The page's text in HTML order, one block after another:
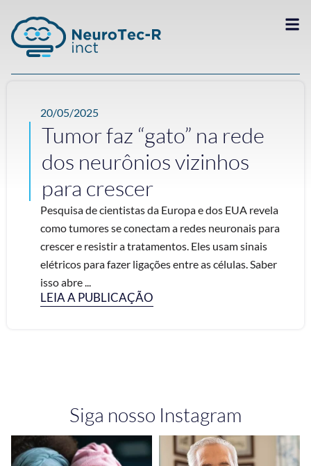
20/05/2025
Tumor faz “gato” na rede
dos neurônios vizinhos
para crescer
Pesquisa de cientistas da Europa e dos EUA revela
como tumores se conectam a redes neuronais para
crescer e resistir a tratamentos. Eles usam sinais
elétricos para fazer ligações entre as células. Saber
isso abre ...
LEIA A PUBLICAÇÃO
Siga nosso Instagram